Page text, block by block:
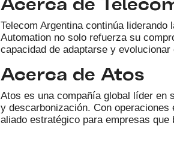
Acerca de
Telecom Argentina continúa
Automation no solo refuerza su
capacidad de adaptarse y
Acerca de Atos
Atos es una compañía global líder en
y descarbonización. Con
aliado estratégico para empresas